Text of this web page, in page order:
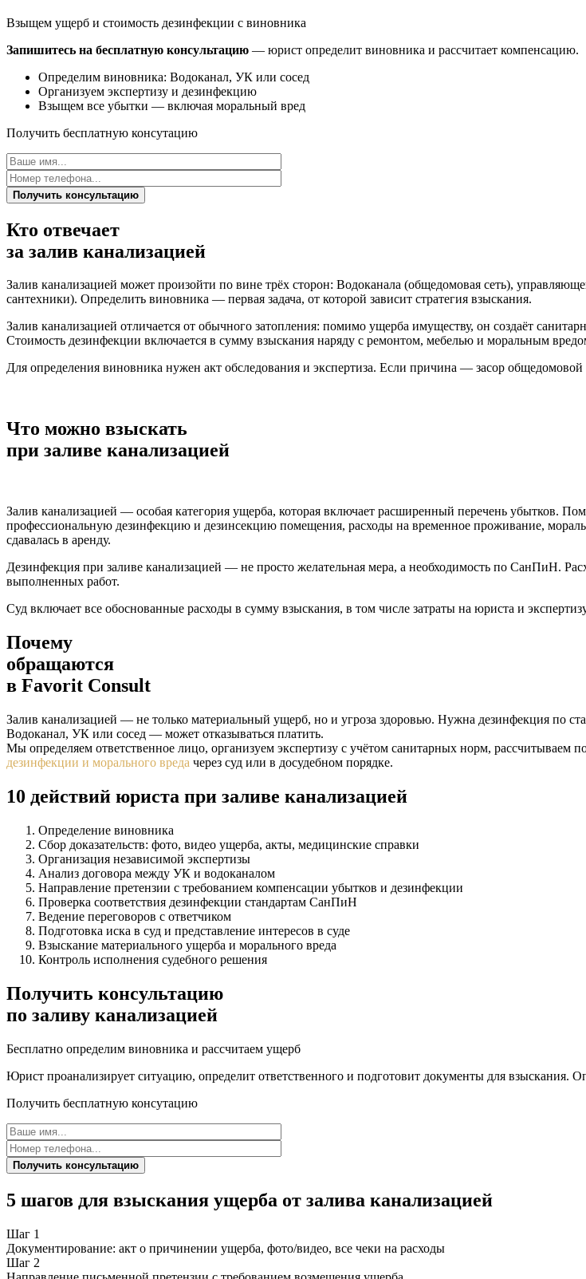
Взыщем ущерб и стоимость дезинфекции с виновника
Запишитесь на бесплатную консультацию — юрист определит виновника и рассчитает компенсацию.
Определим виновника: Водоканал, УК или сосед
Организуем экспертизу и дезинфекцию
Взыщем все убытки — включая моральный вред
Получить бесплатную консутацию
Получить консультацию
Кто отвечает
за залив канализацией
Залив канализацией может произойти по вине трёх сторон: Водоканала (общедомовая сеть),
сантехники). Определить виновника — первая задача, от которой зависит стратегия взыскания.
Залив канализацией отличается от обычного затопления: помимо ущерба имуществу, он создаёт
Стоимость дезинфекции включается в сумму взыскания наряду с ремонтом, мебелью и моральным
Для определения виновника нужен акт обследования и экспертиза. Если причина — засор
Что можно взыскать
при заливе канализацией
Залив канализацией — особая категория ущерба, которая включает расширенный перечень убытков.
профессиональную дезинфекцию и дезинсекцию помещения, расходы на временное проживание,
сдавалась в аренду.
Дезинфекция при заливе канализацией — не просто желательная мера, а необходимость по СанПиН.
выполненных работ.
Суд включает все обоснованные расходы в сумму взыскания, в том числе затраты на юриста и
Почему
обращаются
в Favorit Consult
Залив канализацией — не только материальный ущерб, но и угроза здоровью. Нужна дезинфекция по
Водоканал, УК или сосед — может отказываться платить.
Мы определяем ответственное лицо, организуем экспертизу с учётом санитарных норм, рассчитываем
дезинфекции и морального вреда через суд или в досудебном порядке.
10 действий юриста при заливе канализацией
Определение виновника
Сбор доказательств: фото, видео ущерба, акты, медицинские справки
Организация независимой экспертизы
Анализ договора между УК и водоканалом
Направление претензии с требованием компенсации убытков и дезинфекции
Проверка соответствия дезинфекции стандартам СанПиН
Ведение переговоров с ответчиком
Подготовка иска в суд и представление интересов в суде
Взыскание материального ущерба и морального вреда
Контроль исполнения судебного решения
Получить консультацию
по заливу канализацией
Бесплатно определим виновника и рассчитаем ущерб
Юрист проанализирует ситуацию, определит ответственного и подготовит документы для взыскания.
Получить бесплатную консутацию
Получить консультацию
5 шагов для взыскания ущерба от залива канализацией
Шаг 1
Документирование: акт о причинении ущерба, фото/видео, все чеки на расходы
Шаг 2